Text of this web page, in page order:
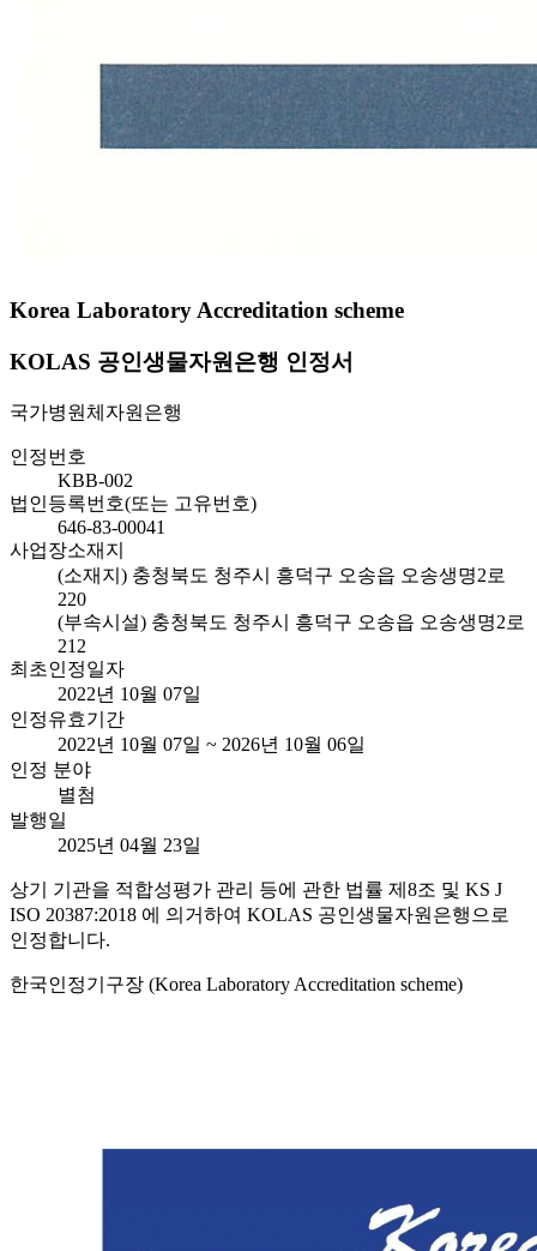
Korea Laboratory Accreditation scheme
KOLAS 공인생물자원은행 인정서
국가병원체자원은행
인정번호
KBB-002
법인등록번호(또는 고유번호)
646-83-00041
사업장소재지
(소재지) 충청북도 청주시 흥덕구 오송읍 오송생명2로
220
(부속시설) 충청북도 청주시 흥덕구 오송읍 오송생명2로
212
최초인정일자
2022년 10월 07일
인정유효기간
2022년 10월 07일 ~ 2026년 10월 06일
인정 분야
별첨
발행일
2025년 04월 23일
상기 기관을 적합성평가 관리 등에 관한 법률 제8조 및 KS J
ISO 20387:2018 에 의거하여 KOLAS 공인생물자원은행으로
인정합니다.
한국인정기구장 (Korea Laboratory Accreditation scheme)